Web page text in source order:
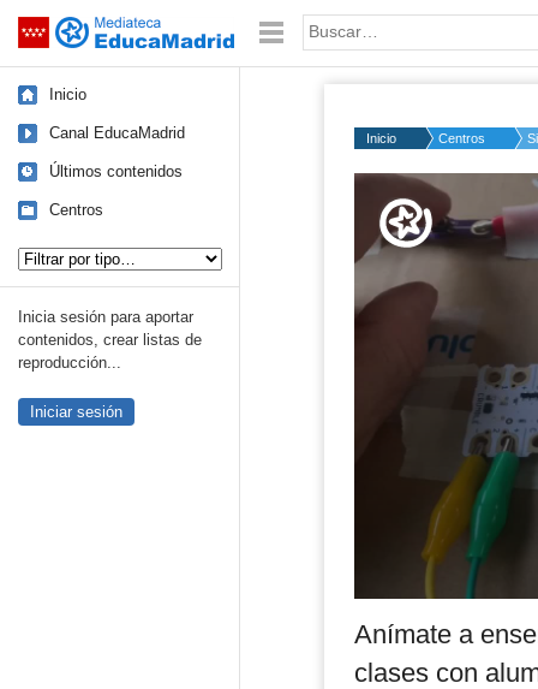
Saltar navegación Palabra o frase:
Inicio
Canal EducaMadrid
Últimos contenidos
Centros
Inicia sesión para aportar
contenidos, crear listas de
reproducción...
Iniciar sesión
Inicio Centros
Volume
50%
Anímate a
clases con